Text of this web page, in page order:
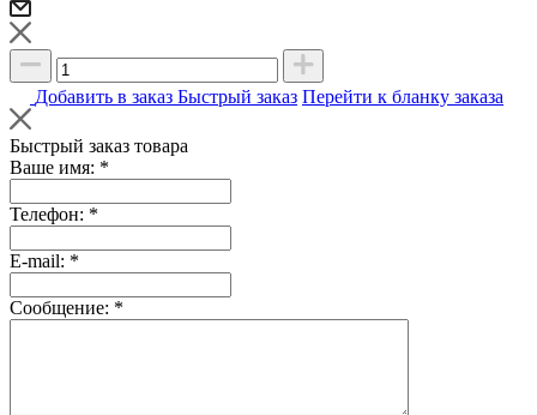
Добавить в заказ Быстрый заказ Перейти к бланку заказа
Быстрый заказ товара
Ваше имя: *
Телефон: *
E-mail: *
Сообщение: *